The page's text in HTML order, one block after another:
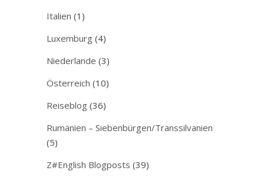
Italien (1)
Luxemburg (4)
Niederlande (3)
Österreich (10)
Reiseblog (36)
Rumänien – Siebenbürgen/Transsilvanien
(5)
Z#English Blogposts (39)